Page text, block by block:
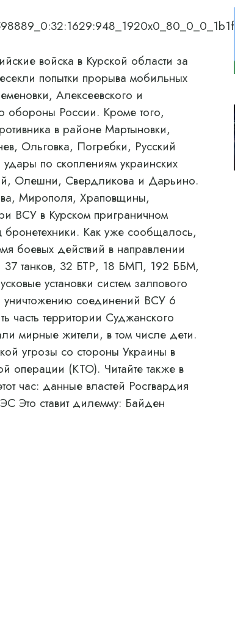
войска в Курской области за
попытки прорыва мобильных
Алексеевского и
обороны России. Кроме того,
в районе Мартыновки,
Ольговка, Погребки, Русский
по скоплениям украинских
Олешни, Свердликова и Дарьино.
Мирополя, Храповщины,
ВСУ в Курском приграничном
Как уже сообщалось,
боевых действий в направлении
37 танков, 32 БТР, 18 БМП, 192 ББМ,
установки систем залпового
соединений ВСУ 6
часть территории Суджанского
мирные жители, в том числе дети.
угрозы со стороны Украины в
операции (КТО). Читайте также в
час: данные властей Росгвардия
Это ставит дилемму: Байден